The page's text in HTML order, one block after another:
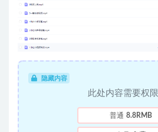
隐藏内容
此处内容需要权
普通 8.8RMB